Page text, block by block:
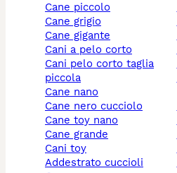
cane piccolo
cane grigio
cane gigante
cani a pelo corto
cani pelo corto taglia
piccola
cane nano
cane nero cucciolo
cane toy nano
cane grande
cani toy
addestrato cuccioli